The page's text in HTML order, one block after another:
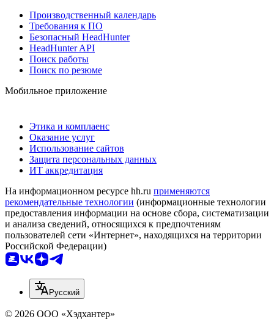
Производственный календарь
Требования к ПО
Безопасный HeadHunter
HeadHunter API
Поиск работы
Поиск по резюме
Мобильное приложение
Этика и комплаенс
Оказание услуг
Использование сайтов
Защита персональных данных
ИТ аккредитация
На информационном ресурсе hh.ru применяются
рекомендательные технологии (информационные технологии
предоставления информации на основе сбора, систематизации
и анализа сведений, относящихся к предпочтениям
пользователей сети «Интернет», находящихся на территории
Российской Федерации)
Русский
© 2026 ООО «Хэдхантер»